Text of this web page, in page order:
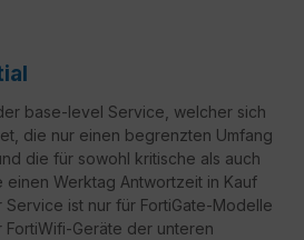
base-level Service, welcher sich
die nur einen begrenzten Umfang
die für sowohl kritische als auch
einen Werktag Antwortzeit in Kauf
Service ist nur für FortiGate-Modelle
Geräte der unteren